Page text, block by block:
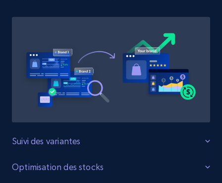
Currency, Colour code, Colour, Description, and
1.2K+ 208+ Commencer
Zara - Products - discovery by category url
more.
1.2K+ 208+
Suivi des variantes
Surveillez toutes les variantes du produit.
Optimisation des stocks